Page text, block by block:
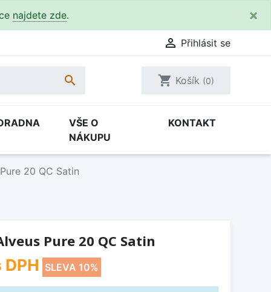
najdete zde. ×
 Přihlásit se
 shopping_cart Košík (0)
VŠE O
NÁKUPU
KONTAKT
20 QC Satin
Pure 20 QC Satin
SLEVA 10%